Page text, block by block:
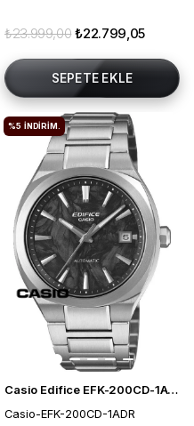
₺22.799,05
₺23.999,00
SEPETE EKLE
Casio Edifice EFK-200CD-1ADR Otomatik Erkek Kol Saati
Casio-EFK-200CD-1ADR
%5 İNDIRIM.